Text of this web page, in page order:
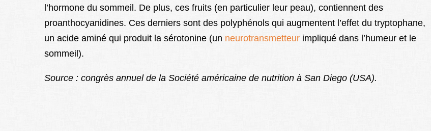
l’hormone du sommeil. De plus, ces fruits (en particulier leur peau), contiennent des
proanthocyanidines. Ces derniers sont des polyphénols qui augmentent l’effet du tryptophane,
un acide aminé qui produit la sérotonine (un neurotransmetteur impliqué dans l’humeur et le
sommeil).
Source : congrès annuel de la Société américaine de nutrition à San Diego (USA).